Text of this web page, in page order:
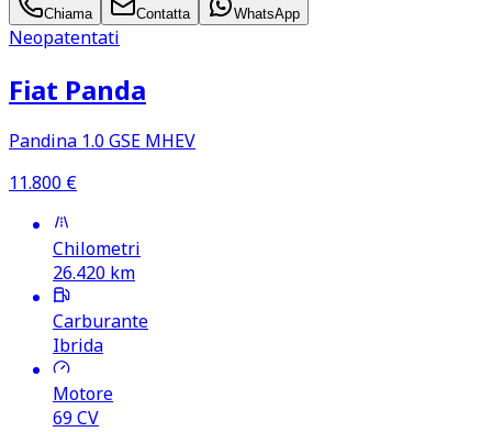
Chiama Contatta WhatsApp
Neopatentati
Fiat Panda
Pandina 1.0 GSE MHEV
11.800 €
Chilometri
26.420 km
Carburante
Ibrida
Motore
69CV